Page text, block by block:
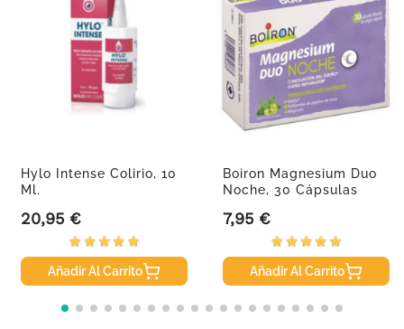
Hylo Intense Colirio, 10
Ml.
Precio
20,95 €
Añadir Al Carrito
Boiron Magnesium Duo
Noche, 30 Cápsulas
Precio
7,95 €
Añadir Al Carrito